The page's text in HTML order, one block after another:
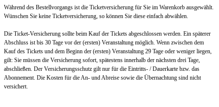
Während des Bestellvorgangs ist die Ticketversicherung für Sie im Warenkorb ausgewählt.
Wünschen Sie keine Ticketversicherung, so können Sie diese einfach abwählen.
Die Ticket-Versicherung sollte beim Kauf der Tickets abgeschlossen werden. Ein späterer
Abschluss ist bis 30 Tage vor der (ersten) Veranstaltung möglich. Wenn zwischen dem
Kauf des Tickets und dem Beginn der (ersten) Veranstaltung 29 Tage oder weniger liegen,
gilt: Sie müssen die Versicherung sofort, spätestens innerhalb der nächsten drei Tage,
abschließen. Der Versicherungsschutz gilt nur für die Eintritts- / Dauerkarte bzw. das
Abonnement. Die Kosten für die An- und Abreise sowie die Übernachtung sind nicht
versichert.